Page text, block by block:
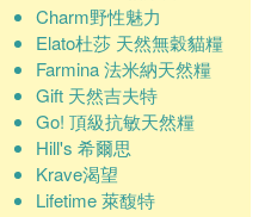
Charm野性魅力
Elato杜莎 天然無穀貓糧
Farmina 法米納天然糧
Gift 天然吉夫特
Go! 頂級抗敏天然糧
Hill's 希爾思
Krave渴望
Lifetime 萊馥特